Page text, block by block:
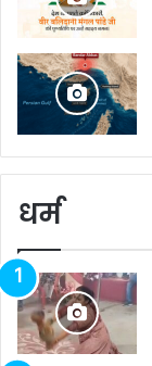
धर्म